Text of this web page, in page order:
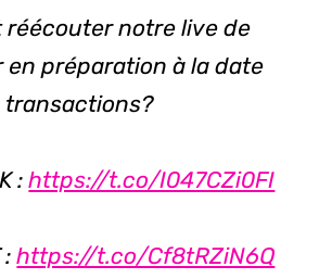
réécouter notre live de
en préparation à la date
transactions?
:https://t.co/I047CZi0FI
:https://t.co/Cf8tRZiN6Q